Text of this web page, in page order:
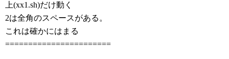
上(xx1.sh)だけ動く
2は全角のスペースがある。
これは確かにはまる
=======================